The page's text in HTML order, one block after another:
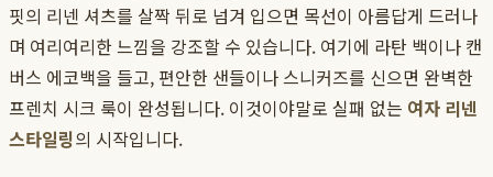
핏의 리넨 셔츠를 살짝 뒤로 넘겨 입으면 목선이 아름답게 드러나
며 여리여리한 느낌을 강조할 수 있습니다. 여기에 라탄 백이나 캔
버스 에코백을 들고, 편안한 샌들이나 스니커즈를 신으면 완벽한
프렌치 시크 룩이 완성됩니다. 이것이야말로 실패 없는 여자 리넨
스타일링의 시작입니다.